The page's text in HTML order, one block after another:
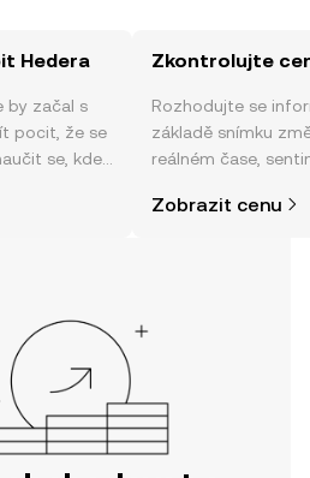
Hedera
by začal s
pocit, že se
se, kde
Odstartujte
Zkontrolujte
Rozhodujte se
základě snímku
reálném čase,
Zobrazit cenu